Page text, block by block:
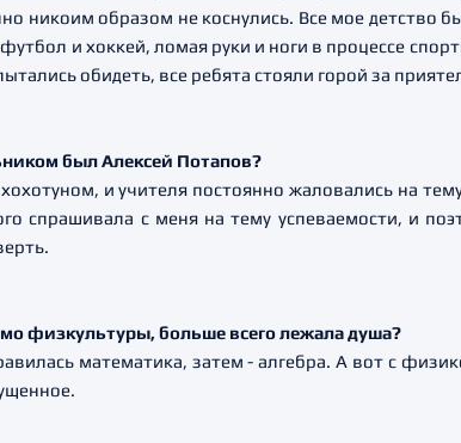
никоим образом не коснулись. Все мое детство
и хоккей, ломая руки и ноги в процессе
обидеть, все ребята стояли горой за
был Алексей Потапов?
и учителя постоянно жаловались на
спрашивала с меня на тему успеваемости, и
физкультуры, больше всего лежала душа?
математика, затем - алгебра. А вот с